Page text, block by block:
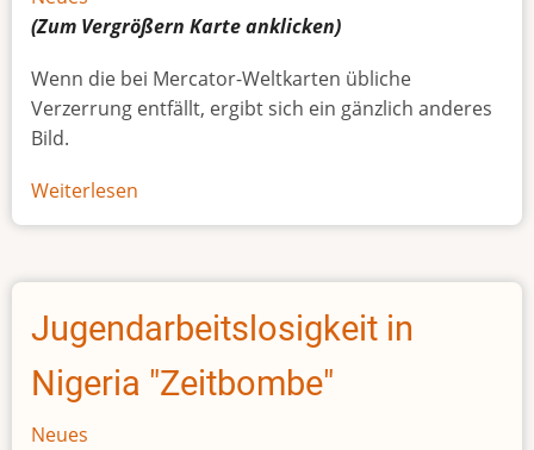
(Zum Vergrößern Karteanklicken)
Wenn die bei Mercator-Weltkarten übliche
Verzerrung entfällt, ergibt sich ein gänzlich anderes
Bild.
Weiterlesen
Afrikas
Größe
Jugendarbeitslosigkeit in
Nigeria "Zeitbombe"
Neues